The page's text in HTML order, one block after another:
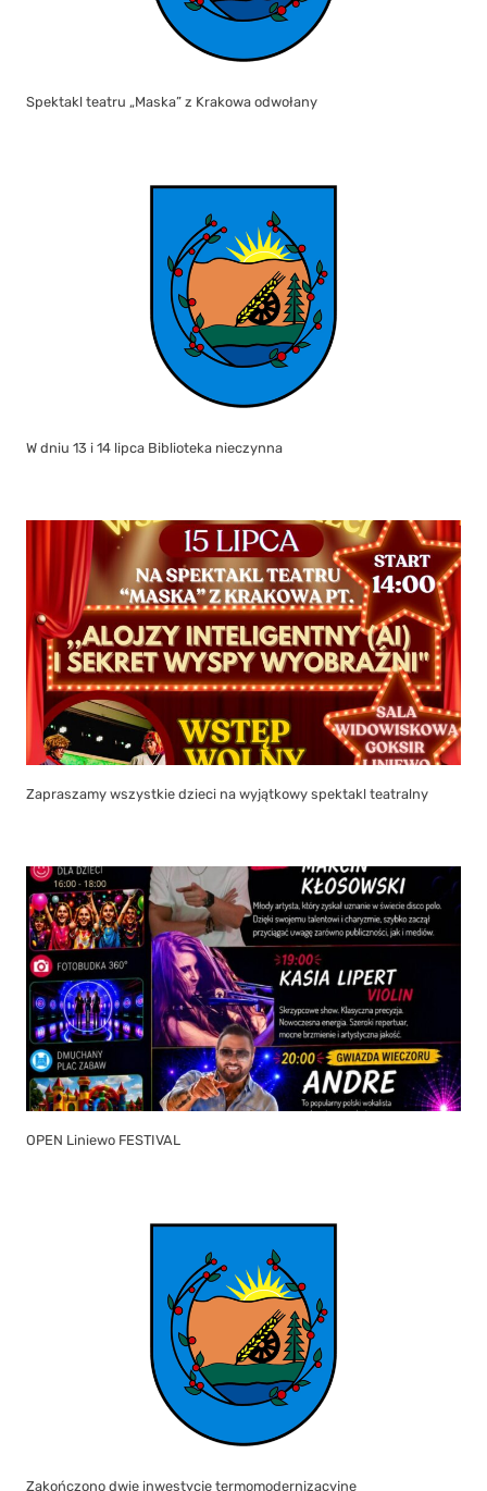
Spektakl teatru „Maska” z Krakowa odwołany
W dniu 13 i 14 lipca Biblioteka nieczynna
Zapraszamy wszystkie dzieci na wyjątkowy spektakl teatralny
OPEN Liniewo FESTIVAL
Zakończono dwie inwestycje termomodernizacyjne